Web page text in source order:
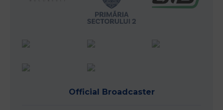
Official Broadcaster